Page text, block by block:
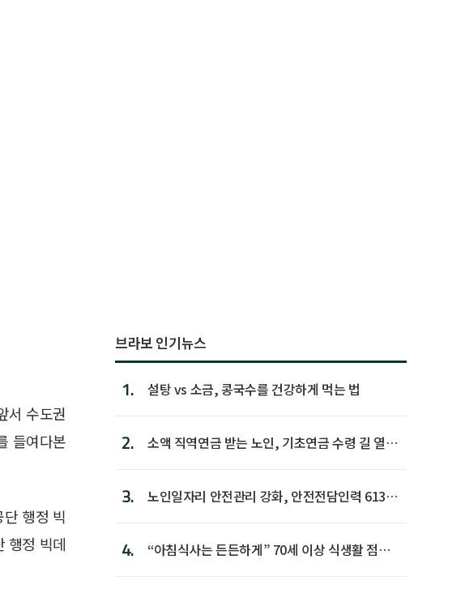
서 수도권
들여다본
행정 빅
행정 빅데
브라보 인기뉴스
1. 설탕 vs 소금, 콩국수를 건강하게 먹는 법
2.
소액 직역연금 받는 노인, 기초연금 수령 길 열린
3.
노인일자리 안전관리 강화, 안전전담인력 613명
4.
“아침식사는 든든하게” 70세 이상 식생활 점수